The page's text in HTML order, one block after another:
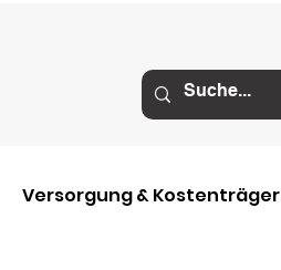
Versorgung & Kostenträger